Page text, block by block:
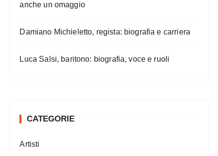
anche un omaggio
Damiano Michieletto, regista: biografia e carriera
Luca Salsi, baritono: biografia, voce e ruoli
CATEGORIE
Artisti